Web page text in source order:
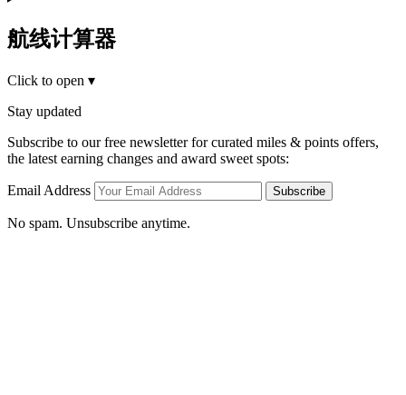
航线计算器
Click to open ▾
Stay updated
Subscribe to our free newsletter for curated miles & points offers,
the latest earning changes and award sweet spots:
Email Address Subscribe
No spam. Unsubscribe anytime.